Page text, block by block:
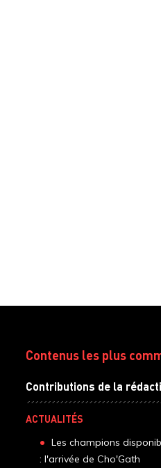
Contenus les plus
Contributions de la
ACTUALITÉS
Les champions
: l'arrivée de Cho'Gath